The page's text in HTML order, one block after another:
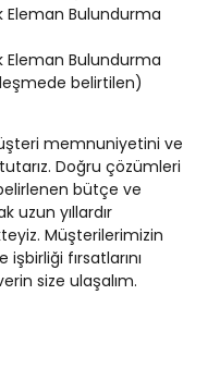
Eleman Bulundurma
Eleman Bulundurma
belirtilen)
memnuniyetini ve
Doğru çözümleri
bütçe ve
uzun yıllardır
Müşterilerimizin
fırsatlarını
size ulaşalım.